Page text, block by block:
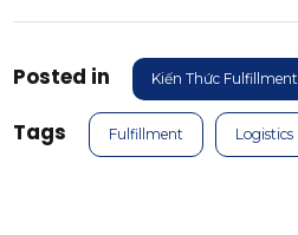
Posted in Kiến Thức Fulfillment
Tags Fulfillment Logistics